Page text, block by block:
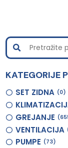
KATEGORIJE
SET ZIDNA 0
GREJANJE
VENTILACIJA
PUMPE 73